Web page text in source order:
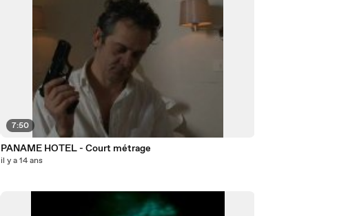
7:50
PANAME HOTEL - Court métrage
il y a 14 ans